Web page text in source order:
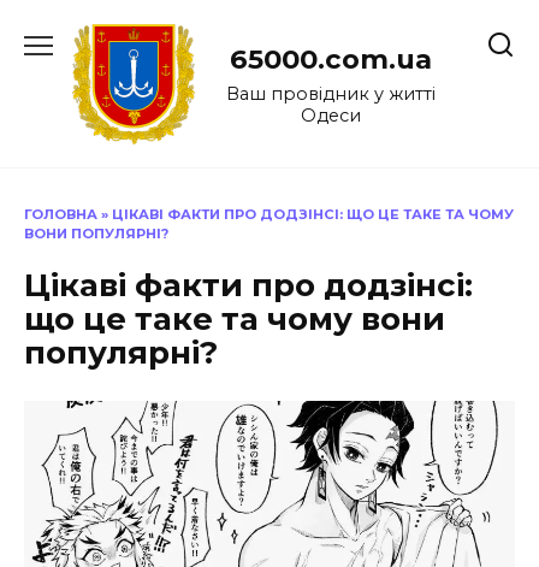
до
65000.com.ua
Ваш провідник у житті
Одеси
ГОЛОВНА » ЦІКАВІ ФАКТИ ПРО ДОДЗІНСІ: ЩО ЦЕ ТАКЕ ТА ЧОМУ
ВОНИ ПОПУЛЯРНІ?
Цікаві факти про додзінсі:
що це таке та чому вони
популярні?